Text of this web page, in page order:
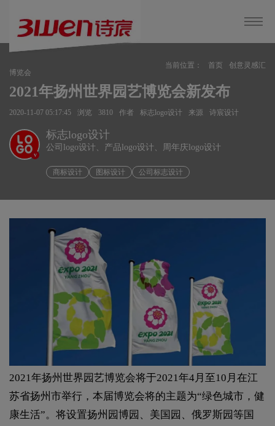
当前位置： 首页
创意灵感汇
博览会
2021年扬州世界园艺博览会新发布
2020-11-07 05:17:45 浏览 3810 作者 标志logo设计 来源 诗宸设计
v
标志logo设计
公司logo设计、产品logo设计、周年庆logo设计
商标设计 图标设计 公司标志设计
2021年扬州世界园艺博览会将于2021年4月至10月在江
苏省扬州市举行，本届博览会将的主题为“绿色城市，健
康生活”。将设置扬州园博园、美国园、俄罗斯园等国